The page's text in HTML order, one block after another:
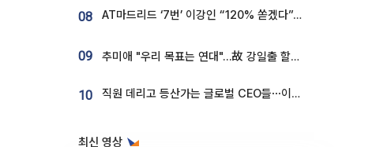
08 AT마드리드 ‘7번’ 이강인 “120% 쏟겠다”⋯시메오네 감독 “필요한 선수”
09 추미애 "우리 목표는 연대"…故 강일출 할머니 흉상 제막
10 직원 데리고 등산가는 글로벌 CEO들⋯이유 있었네
최신 영상